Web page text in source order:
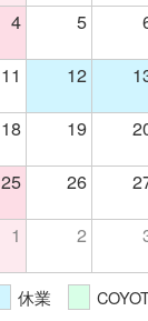
4 5
11 12
18 19
25 26
1 2
休業